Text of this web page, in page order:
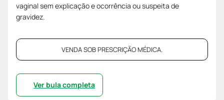
vaginal sem explicação e ocorrência ou suspeita de
gravidez.
VENDA SOB PRESCRIÇÃO MÉDICA.
Ver bula completa